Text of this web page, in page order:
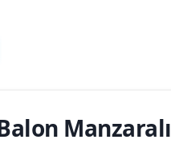
Manzaralı